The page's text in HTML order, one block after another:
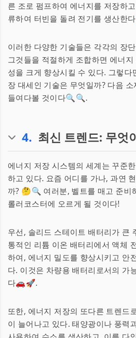
른 조로 펌프하여 에너지를 저장하
류하여 터빈을 돌려 전기를 생산한
이러한 다양한 기술들은 각각의 장
그것들을 적절하게 조합하면 에너
성을 크게 향상시킬 수 있다. 그렇다
장 대세인 기술은 무엇일까? 다음
들여다볼 것이다🔍🔍.
4. 최신 트렌드: 무엇
에너지 저장 시스템의 세계는 꾸준
하고 있다. 요즘 어디를 가나, 과연
까? 🤔🔍 여러분, 벨트를 매고 준비
롤러코스터에 오르게 될 것이다!
우선, 솔리드 스테이트 배터리가 큰
통적인 리튬 이온 배터리에서 액체
하여, 에너지 밀도를 향상시키고 안
다. 이것은 차량용 배터리로서의 가
다🚗🚀.
또한, 에너지 저장의 또다른 트렌드
이 늘어나고 있다. 태양광이나 풍력